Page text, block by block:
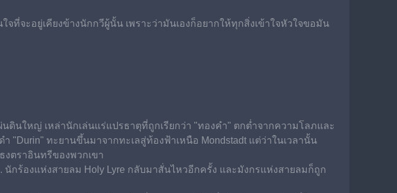
จะอยู่เคียงข้างนักกวีผู้นั้น เพราะว่ามันเองก็อยากให้ทุกสิ่งเข้าใจหัวใจขอมัน
นใหญ่ เหล่านักเล่นแร่แปรธาตุที่ถูกเรียกว่า "ทองคำ" ตกต่ำจากความโลภและ
"Durin" ทะยานขึ้นมาจากทะเลสู่ท้องฟ้าเหนือ Mondstadt แต่ว่าในเวลานั้น
งตราอินทรีของพวกเขา
นักร้องแห่งสายลม Holy Lyre กลับมาสั่นไหวอีกครั้ง และมังกรแห่งสายลมก็ถูก